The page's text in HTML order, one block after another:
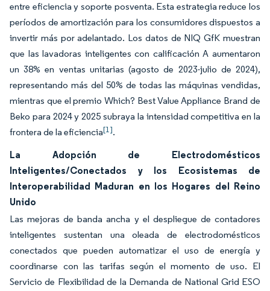
entre eficiencia y soporte posventa. Esta estrategia reduce los
períodos de amortización para los consumidores dispuestos a
invertir más por adelantado. Los datos de NIQ GfK muestran
que las lavadoras inteligentes con calificación A aumentaron
un 38% en ventas unitarias (agosto de 2023-julio de 2024),
representando más del 50% de todas las máquinas vendidas,
mientras que el premio Which? Best Value Appliance Brand de
Beko para 2024 y 2025 subraya la intensidad competitiva en la
frontera de la eficiencia[1].
La Adopción de Electrodomésticos
Inteligentes/Conectados y los Ecosistemas de
Interoperabilidad Maduran en los Hogares del Reino
Unido
Las mejoras de banda ancha y el despliegue de contadores
inteligentes sustentan una oleada de electrodomésticos
conectados que pueden automatizar el uso de energía y
coordinarse con las tarifas según el momento de uso. El
Servicio de Flexibilidad de la Demanda de National Grid ESO